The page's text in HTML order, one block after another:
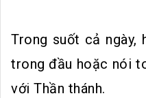
Trong suốt cả ngày,
trong đầu hoặc nói
với Thần thánh.